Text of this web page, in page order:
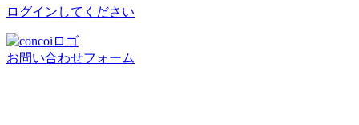
ログインしてください
お問い合わせフォーム